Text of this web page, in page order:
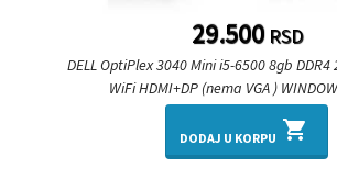
29.500RSD
DELL OptiPlex 3040 Mini i5-6500 8gb DDR4
WiFi HDMI+DP (nema VGA )
DODAJ U KORPU shopping_cart